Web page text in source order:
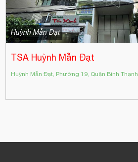
Huỳnh Mẫn Đạt
TSA Huỳnh Mẫn Đạt
Huỳnh Mẫn Đạt, Phường 19, Quận Bình Thạnh